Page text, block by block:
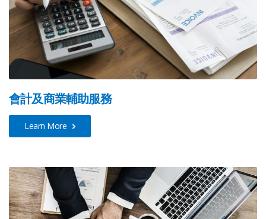
會計及商業輔助服務
Learn More